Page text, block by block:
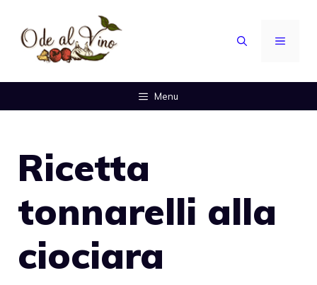
contenuto
MENU
Menu
Ricetta
tonnarelli alla
ciociara